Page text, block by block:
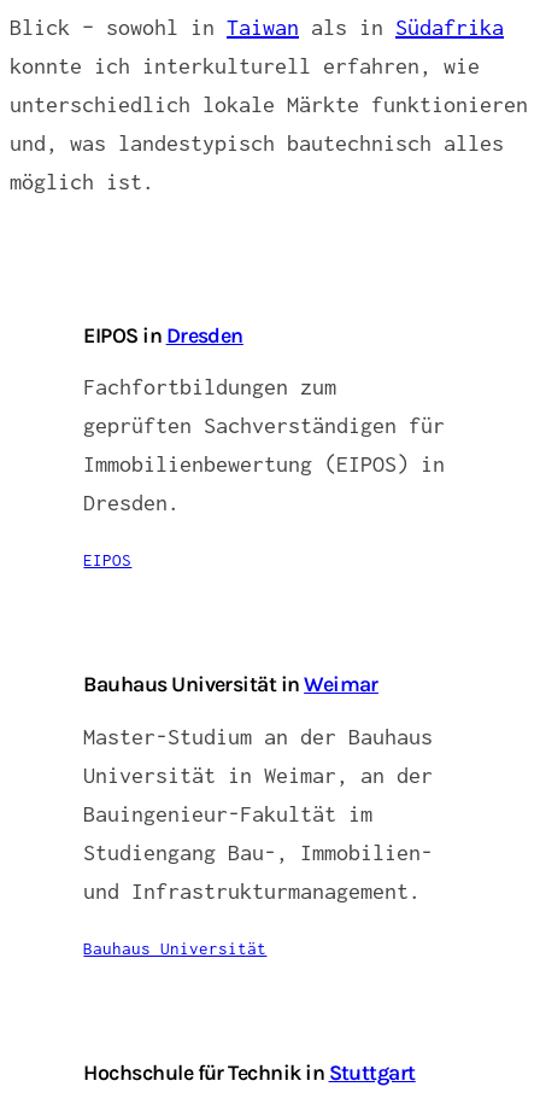
Blick – sowohl in Taiwan als in Südafrika
konnte ich interkulturell erfahren, wie
unterschiedlich lokale Märkte funktionieren
und, was landestypisch bautechnisch alles
möglich ist.
EIPOS in Dresden
Fachfortbildungen zum
geprüften Sachverständigen für
Immobilienbewertung (EIPOS) in
Dresden.
EIPOS
Bauhaus Universität inWeimar
Master-Studium an der Bauhaus
Universität in Weimar, an der
Bauingenieur-Fakultät im
Studiengang Bau-, Immobilien-
und Infrastrukturmanagement.
Bauhaus Universität
Hochschule für Technik in Stuttgart